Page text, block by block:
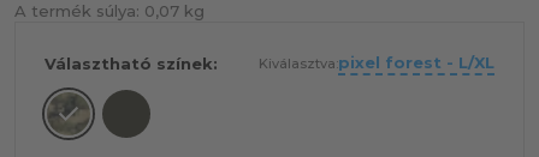
A termék súlya: 0,07 kg
Választható színek: Kiválasztva:pixel forest - L/XL